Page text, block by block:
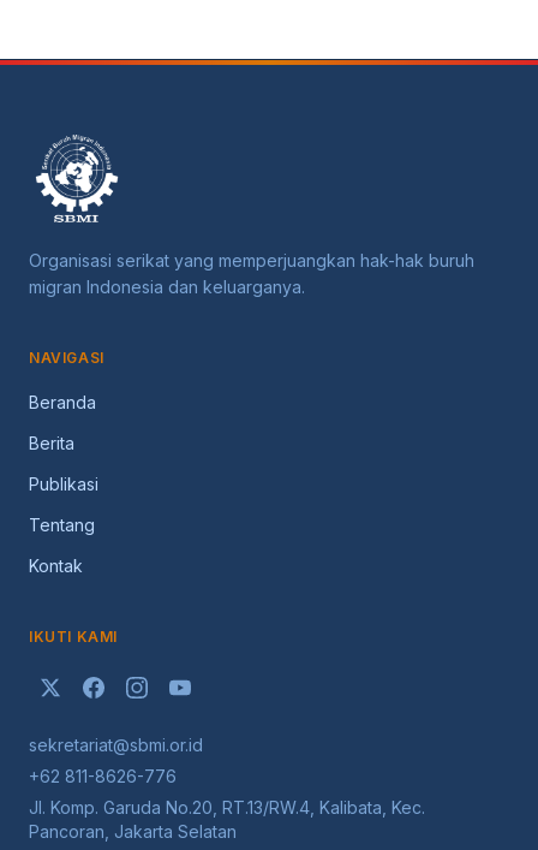
Organisasi serikat yang memperjuangkan hak-hak buruh
migran Indonesia dan keluarganya.
NAVIGASI
Beranda
Berita
Publikasi
Tentang
Kontak
IKUTI KAMI
sekretariat@sbmi.or.id
+62 811-8626-776
Jl. Komp. Garuda No.20, RT.13/RW.4, Kalibata, Kec.
Pancoran, Jakarta Selatan